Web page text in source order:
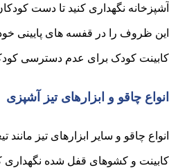
آشپزخانه نگهداری کنید تا دست
کابینت کودک برای عدم دسترسی
انواع چاقو و ابزارهای تیز آشپزی
انواع چاقو و سایر ابزارهای تیز مانند
کابینت و کشوهای قفل شده نگهداری